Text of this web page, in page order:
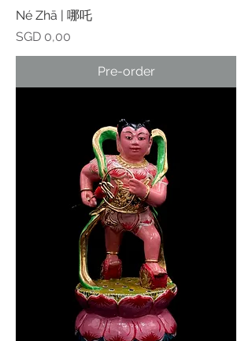
Né Zhā | 哪吒
Prijs
SGD 0,00
Pre-order